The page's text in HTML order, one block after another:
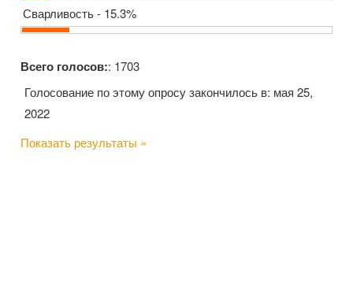
Сварливость - 15.3%
Всего голосов:: 1703
Голосование по этому опросу закончилось в: мая 25,
2022
Показать результаты »